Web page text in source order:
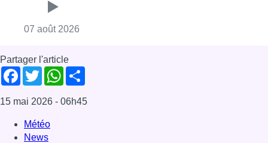
07 août 2026
Partager l'article
Facebook
TwitterWhatsApp
15 mai 2026 - 06h45
Météo
News